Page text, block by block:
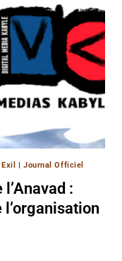
|Journal Officiel
: